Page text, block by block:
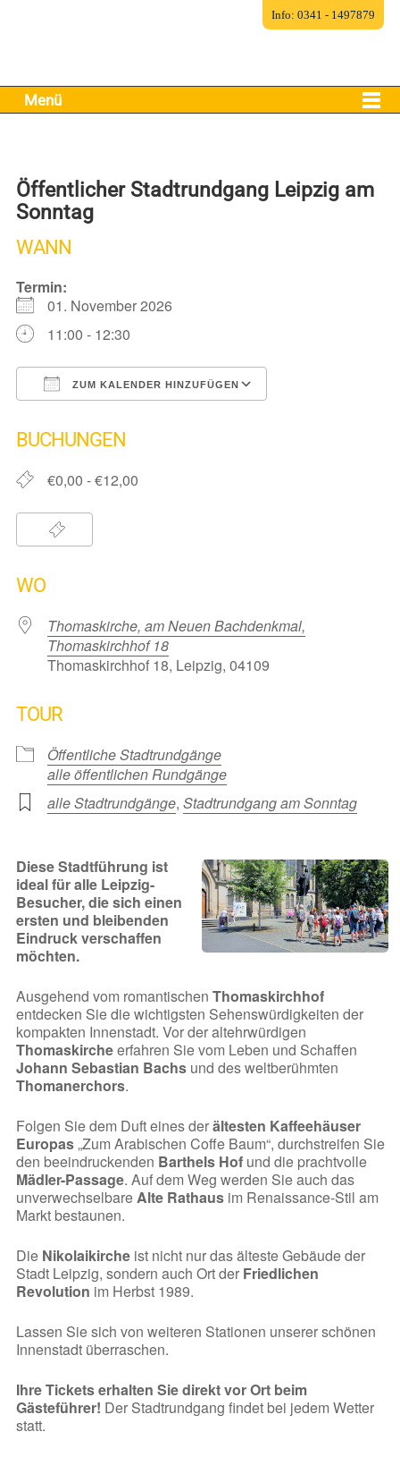
Menü
Öffentlicher Stadtrundgang Leipzig am
Sonntag
WANN
Termin:
01. November 2026
11:00 - 12:30
ZUM KALENDER HINZUFÜGEN
BUCHUNGEN
€0,00 - €12,00
WO
Thomaskirche, am Neuen Bachdenkmal,
Thomaskirchhof 18
Thomaskirchhof 18, Leipzig, 04109
TOUR
Öffentliche Stadtrundgänge
alle öffentlichen Rundgänge
alle Stadtrundgänge, Stadtrundgang am Sonntag
Diese Stadtführung ist
ideal für alle Leipzig-
Besucher, die sich einen
ersten und bleibenden
Eindruck verschaffen
möchten.
Ausgehend vom romantischen Thomaskirchhof
entdecken Sie die wichtigsten Sehenswürdigkeiten der
kompakten Innenstadt. Vor der altehrwürdigen
Thomaskircheerfahren Sie vom Leben und Schaffen
Johann Sebastian Bachsund des weltberühmten
Thomanerchors.
Folgen Sie dem Duft eines derältesten Kaffeehäuser
Europas„Zum Arabischen Coffe Baum“, durchstreifen Sie
den beeindruckenden Barthels Hofund die prachtvolle
Mädler-Passage. Auf dem Weg werden Sie auch das
unverwechselbareAlte Rathausim Renaissance-Stil am
Markt bestaunen.
Die Nikolaikircheist nicht nur das älteste Gebäude der
Stadt Leipzig, sondern auch Ort der Friedlichen
Revolution im Herbst 1989.
Lassen Sie sich von weiteren Stationen unserer schönen
Innenstadt überraschen.
Ihre Tickets erhalten Sie direkt vor Ort beim
Gästeführer! Der Stadtrundgang findet bei jedem Wetter
statt.
Info: 0341 - 1497879